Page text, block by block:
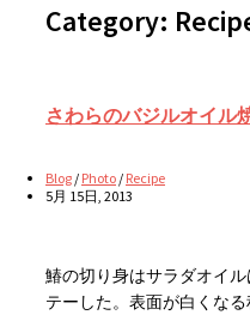
Category:
さわらのバジルオイル
Blog / Photo / Recipe
5月 15日, 2013
鰆の切り身はサラダオイ
テーした。表面が白くな